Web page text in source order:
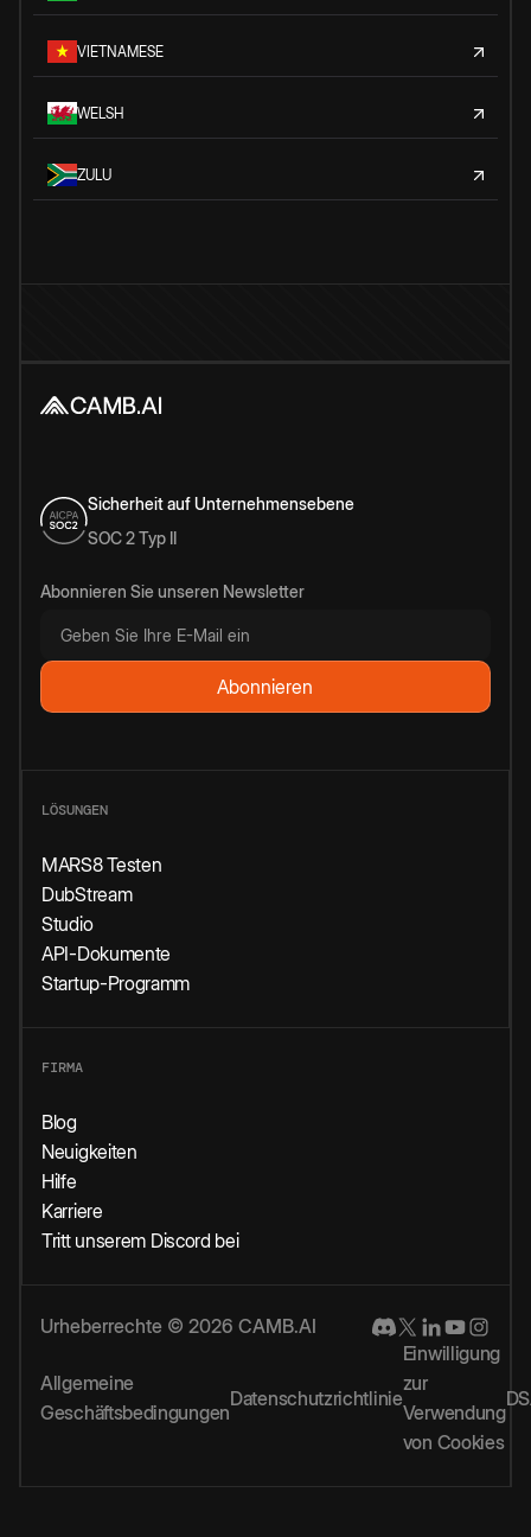
VIETNAMESE
WELSH
ZULU
Sicherheit auf Unternehmensebene
SOC 2 Typ II
Abonnieren Sie unseren Newsletter
LÖSUNGEN
MARS8 Testen
DubStream
Studio
API-Dokumente
Startup-Programm
FIRMA
Blog
Neuigkeiten
Hilfe
Karriere
Tritt unserem Discord bei
Urheberrechte © 2026 CAMB.AI
Allgemeine
Geschäftsbedingungen
Datenschutzrichtlinie
Einwilligung
zur
Verwendung
von Cookies